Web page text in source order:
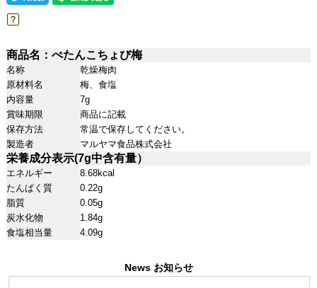
商品名：ぺたんこちょび梅
名称
乾燥梅肉
原材料名
梅、食塩
内容量
7g
賞味期限
商品に記載
保存方法
常温で保存してください。
製造者
マルヤマ食品株式会社
栄養成分表示(7g中含有量）
エネルギー
8.68kcal
たんぱく質
0.22g
脂質
0.05g
炭水化物
1.84g
食塩相当量
4.09g